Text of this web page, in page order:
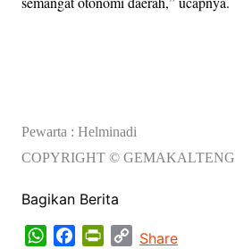
Pewarta : Helminadi
COPYRIGHT © GEMAKALTENG
Bagikan Berita
W
CShare